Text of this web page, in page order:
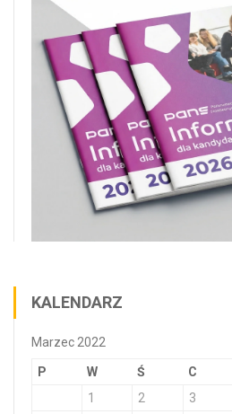
KALENDARZ
Marzec 2022
P W Ś C
1
2 3